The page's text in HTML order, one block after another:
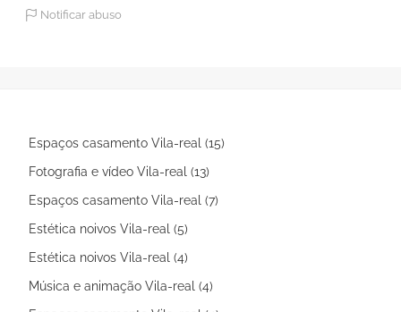
Notificar abuso
Espaços casamento Vila-real (15)
Fotografia e vídeo Vila-real (13)
Espaços casamento Vila-real (7)
Estética noivos Vila-real (5)
Estética noivos Vila-real (4)
Música e animação Vila-real (4)